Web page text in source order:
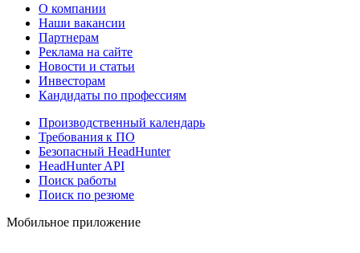
О компании
Наши вакансии
Партнерам
Реклама на сайте
Новости и статьи
Инвесторам
Кандидаты по профессиям
Производственный календарь
Требования к ПО
Безопасный HeadHunter
HeadHunter API
Поиск работы
Поиск по резюме
Мобильное приложение